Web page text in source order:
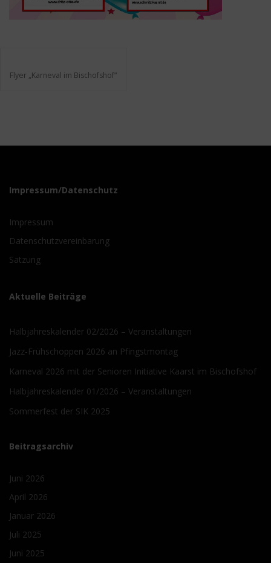
Flyer „Karneval im Bischofshof“
Impressum/Datenschutz
Impressum
Datenschutzvereinbarung
Satzung
Aktuelle Beiträge
Halbjahreskalender 02/2026 – Veranstaltungen
Jazz-Frühschoppen 2026 an Pfingstmontag
Karneval 2026 mit der Senioren Initiative Kaarst im Bischofshof
Halbjahreskalender 01/2026 – Veranstaltungen
Sommerfest der SIK 2025
Beitragsarchiv
Juni 2026
April 2026
Januar 2026
Juli 2025
Juni 2025